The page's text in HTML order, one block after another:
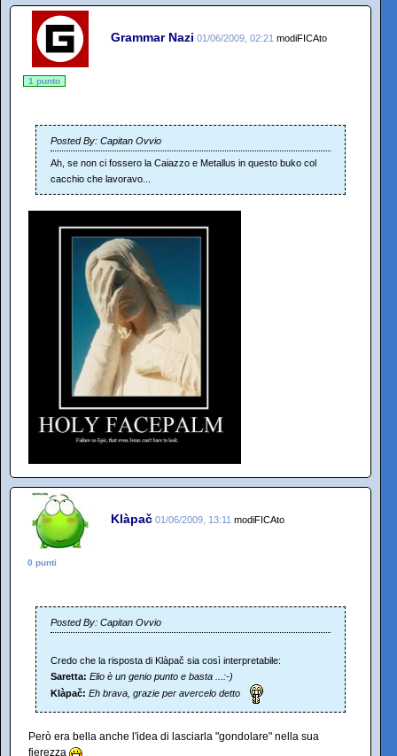
Grammar Nazi 01/06/2009, 02:21 modiFICAto
1 punto
Posted By: Capitan Ovvio
Ah, se non ci fossero la Caiazzo e Metallus in questo buko col
cacchio che lavoravo...
Klàpač 01/06/2009, 13:11 modiFICAto
0 punti
Posted By: Capitan Ovvio
Credo che la risposta di Klàpač sia così interpretabile:
Saretta: Elio è un genio punto e basta ...:-)
Klàpač: Eh brava, grazie per avercelo detto
Però era bella anche l'idea di lasciarla "gondolare" nella sua
fierezza